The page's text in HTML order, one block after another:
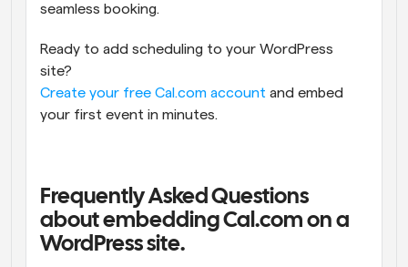
seamless booking.
Ready to add scheduling to your WordPress
site?
Create your free Cal.com account and embed
your first event in minutes.
Frequently Asked Questions
about embedding Cal.com on a
WordPress site.